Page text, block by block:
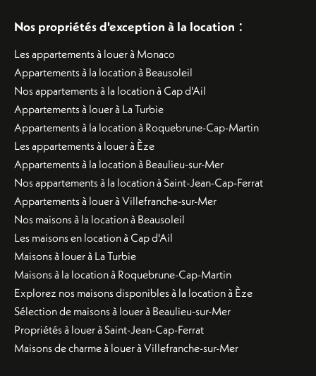
Nos propriétés d'exception à la location :
Les appartements à louer à Monaco
Appartements à la location à Beausoleil
Nos appartements à la location à Cap d'Ail
Appartements à louer à La Turbie
Appartements à la location à Roquebrune-Cap-Martin
Les appartements à louer à Èze
Appartements à la location à Beaulieu-sur-Mer
Nos appartements à la location à Saint-Jean-Cap-Ferrat
Appartements à louer à Villefranche-sur-Mer
Nos maisons à la location à Beausoleil
Les maisons en location à Cap d'Ail
Maisons à louer à La Turbie
Maisons à la location à Roquebrune-Cap-Martin
Explorez nos maisons disponibles à la location à Èze
Sélection de maisons à louer à Beaulieu-sur-Mer
Propriétés à louer à Saint-Jean-Cap-Ferrat
Maisons de charme à louer à Villefranche-sur-Mer